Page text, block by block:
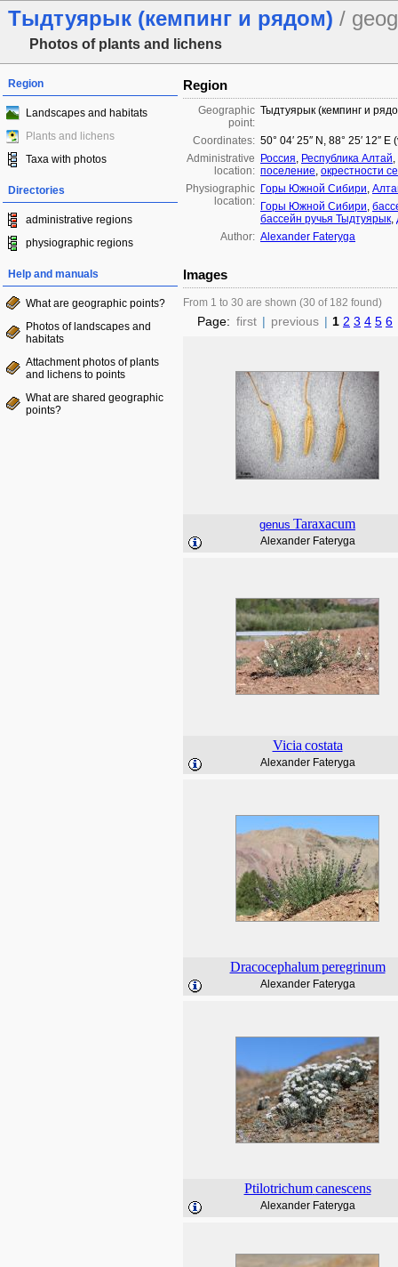
Тыдтуярык (кемпинг и рядом) /
Photos of plants and lichens
Region
Landscapes and habitats
Plants and lichens
Taxa with photos
Directories
administrative regions
physiographic regions
Help and manuals
What are geographic points?
Photos of landscapes and
habitats
Attachment photos of plants
and lichens to points
What are shared geographic
points?
Region
Geographic
point:
Тыдтуярык (кемпинг и
Coordinates: 50° 04′ 25″ N, 88° 25′ 12″
Administrative
location:
Россия, Республика Алтай,
поселение, окрестности
Physiographic
location:
Горы Южной Сибири,
Горы Южной Сибири,
бассейн ручья Тыдтуярык,
Author: Alexander Fateryga
Images
From 1 to 30 are shown (30 of 182 found)
Page: first | previous | 1 2 3 4 5 6
genus Taraxacum
Alexander Fateryga
Vicia costata
Alexander Fateryga
Dracocephalum peregrinum
Alexander Fateryga
Ptilotrichum canescens
Alexander Fateryga